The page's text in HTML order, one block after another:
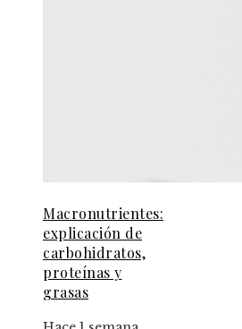
Macronutrientes:
explicación de
carbohidratos,
proteínas y
grasas